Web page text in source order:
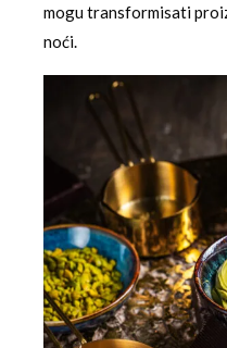
mogu transformisati
noći.